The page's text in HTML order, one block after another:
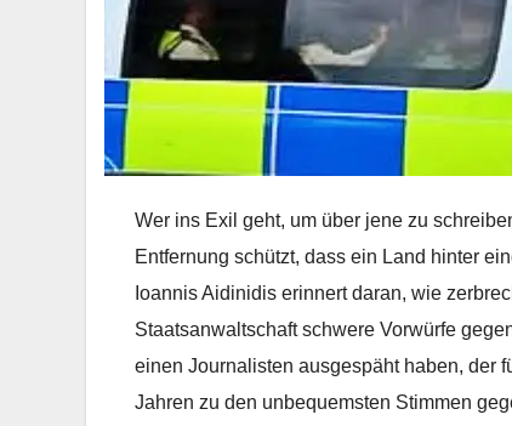
Wer ins Exil geht, um über jene zu
Entfernung schützt, dass ein Land hinter
Ioannis Aidinidis erinnert daran, wie
Staatsanwaltschaft schwere Vorwürfe
einen Journalisten ausgespäht haben, der
Jahren zu den unbequemsten Stimmen